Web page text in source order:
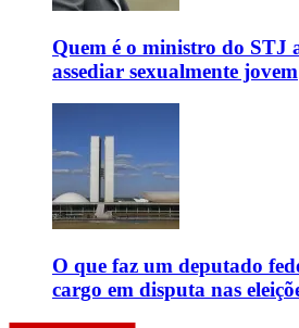
Quem é o ministro do STJ
assediar sexualmente jovem
O que faz um deputado
cargo em disputa nas